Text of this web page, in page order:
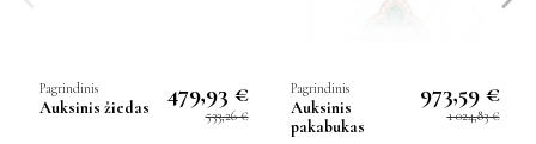
Pagrindinis
Auksinis žiedas
479,93 €
533,26 €
Pagrindinis
Auksinis
pakabukas
973,59 €
1 024,83 €